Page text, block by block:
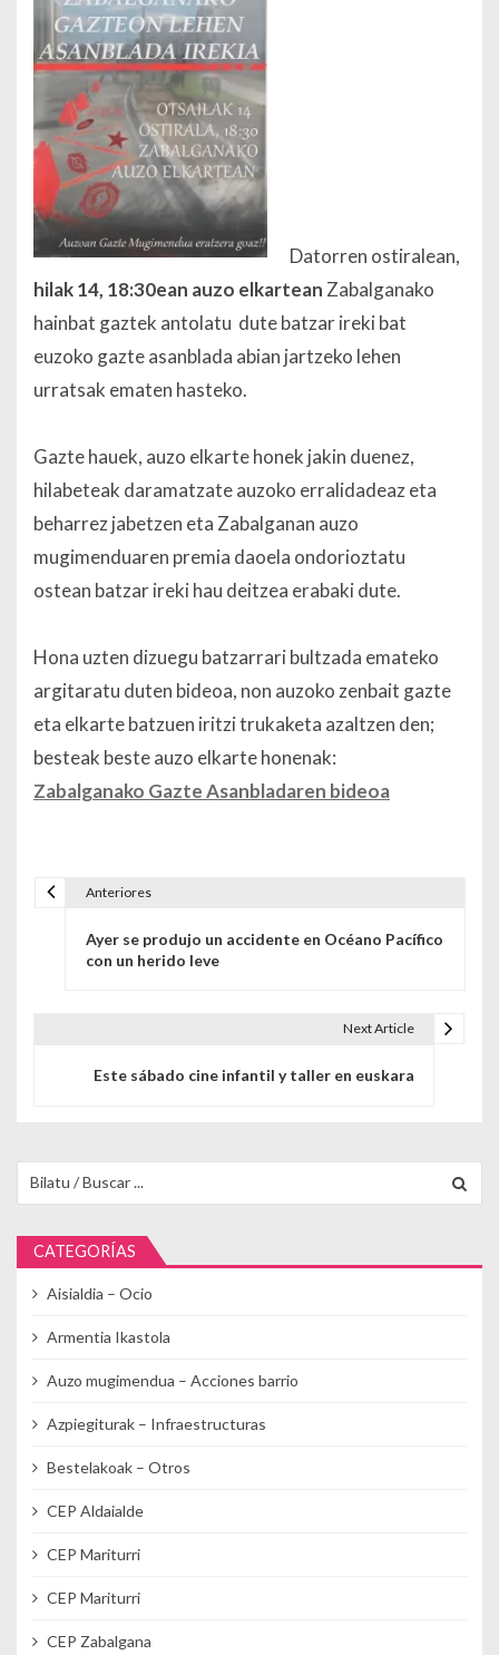
Datorren ostiralean,
hilak 14, 18:30ean auzo elkartean Zabalganako
hainbat gaztek antolatu dute batzar ireki bat
euzoko gazte asanblada abian jartzeko lehen
urratsak ematen hasteko.
Gazte hauek, auzo elkarte honek jakin duenez,
hilabeteak daramatzate auzoko erralidadeaz eta
beharrez jabetzen eta Zabalganan auzo
mugimenduaren premia daoela ondorioztatu
ostean batzar ireki hau deitzea erabaki dute.
Hona uzten dizuegu batzarrari bultzada emateko
argitaratu duten bideoa, non auzoko zenbait gazte
eta elkarte batzuen iritzi trukaketa azaltzen den;
besteak beste auzo elkarte honenak:
Zabalganako Gazte Asanbladaren bideoa
Anteriores
Ayer se produjo un accidente en Océano Pacífico
con un herido leve
Next Article
Este sábado cine infantil y taller en euskara
CATEGORÍAS
Aisialdia – Ocio
Armentia Ikastola
Auzo mugimendua – Acciones barrio
Azpiegiturak – Infraestructuras
Bestelakoak – Otros
CEP Aldaialde
CEP Mariturri
CEP Mariturri
CEP Zabalgana